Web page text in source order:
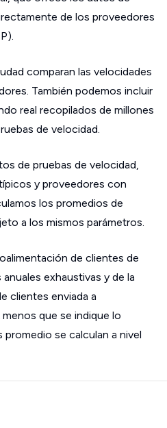
de los proveedores
comparan las velocidades
También podemos incluir
real recopilados de millones
de velocidad.
de pruebas de velocidad,
y proveedores con
los promedios de
a los mismos parámetros.
de clientes de
exhaustivas y de la
clientes enviada a
que se indique lo
se calculan a nivel